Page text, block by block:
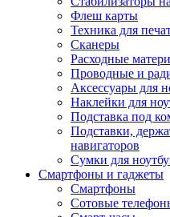
Флеш карты
Техника для
Сканеры
Расходные
Проводные и
Аксессуары для
Наклейки для
Подставка под
Подставки,
навигаторов
Сумки для
Смартфоны и гаджеты
Смартфоны
Сотовые